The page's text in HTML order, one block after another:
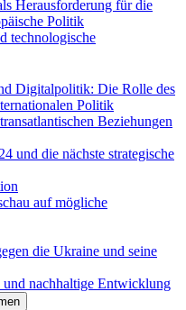
Herausforderung für die
Politik
technologische
Digitalpolitik: Die Rolle des
Politik
Beziehungen
und die nächste strategische
auf mögliche
die Ukraine und seine
und nachhaltige Entwicklung